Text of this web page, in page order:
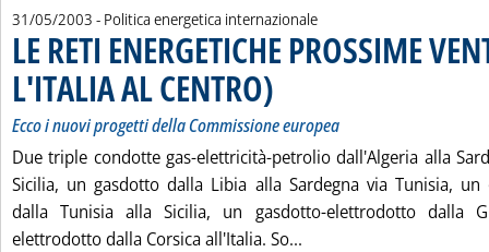
31/05/2003 - Politica energetica internazionale
LE RETI ENERGETICHE PROSSIME
L'ITALIA AL CENTRO)
Ecco i nuovi progetti della Commissione europea
Due triple condotte gas-elettricità-petrolio dall'Algeria alla
Sicilia, un gasdotto dalla Libia alla Sardegna via Tunisia,
dalla Tunisia alla Sicilia, un gasdotto-elettrodotto dalla
elettrodotto dalla Corsica all'Italia. So...